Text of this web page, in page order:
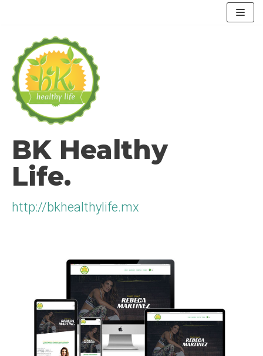
contenido
BK Healthy
Life.
http://bkhealthylife.mx